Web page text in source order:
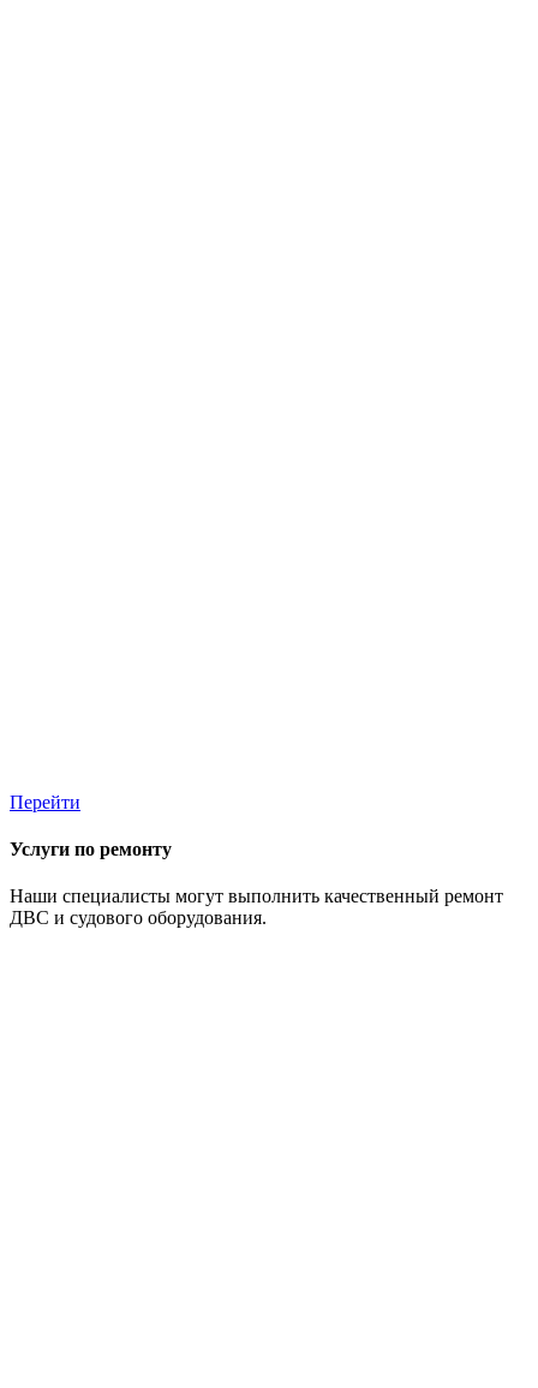
Перейти
Услуги по ремонту
Наши специалисты могут выполнить качественный ремонт
ДВС и судового оборудования.